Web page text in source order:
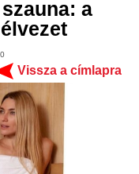
a
Vissza a címlapra